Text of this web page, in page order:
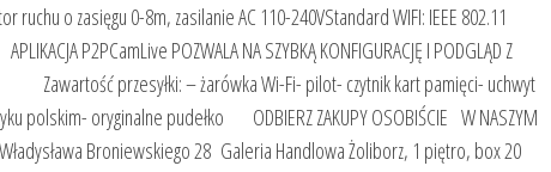
o zasięgu 0-8m, zasilanie AC 110-240VStandard WIFI: IEEE 802.11
P2PCamLive POZWALA NA SZYBKĄ KONFIGURACJĘ I PODGLĄD Z
Zawartość przesyłki: – żarówka Wi-Fi- pilot- czytnik kart pamięci- uchwyt
polskim- oryginalne pudełko ODBIERZ ZAKUPY OSOBIŚCIE W NASZYM
Broniewskiego 28 Galeria Handlowa Żoliborz, 1 piętro, box 20